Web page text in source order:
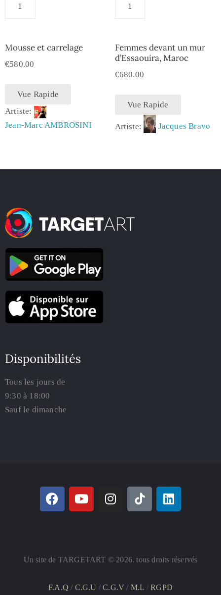
Mousse et carrelage
€580.00
Vue Rapide
Artiste:
Jean-Marc AMBROSINI
Femmes devant un mur
d’Essaouira, Maroc
€680.00
Vue Rapide
Artiste: Jacques Bravo
Disponibilités
Tous les jours de
9:30 à 18:00
Sauf le dimanche
Un site de TARGETART © 2026. tous droits réservés
F.A.Q / C.G.U /C.G.V/ M.L /RGPD